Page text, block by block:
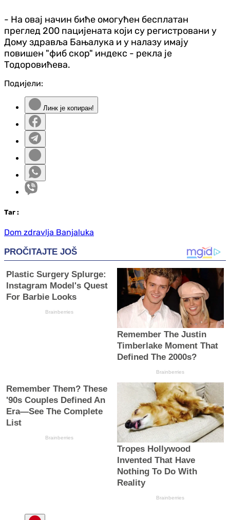
- На овај начин биће омогућен бесплатан
преглед 200 пацијената који су регистровани у
Дому здравља Бањалука и у налазу имају
повишен "фиб скор" индекс - рекла је
Тодоровићева.
Подијели:
Линк је копиран!
Таг :
Dom zdravlja Banjaluka